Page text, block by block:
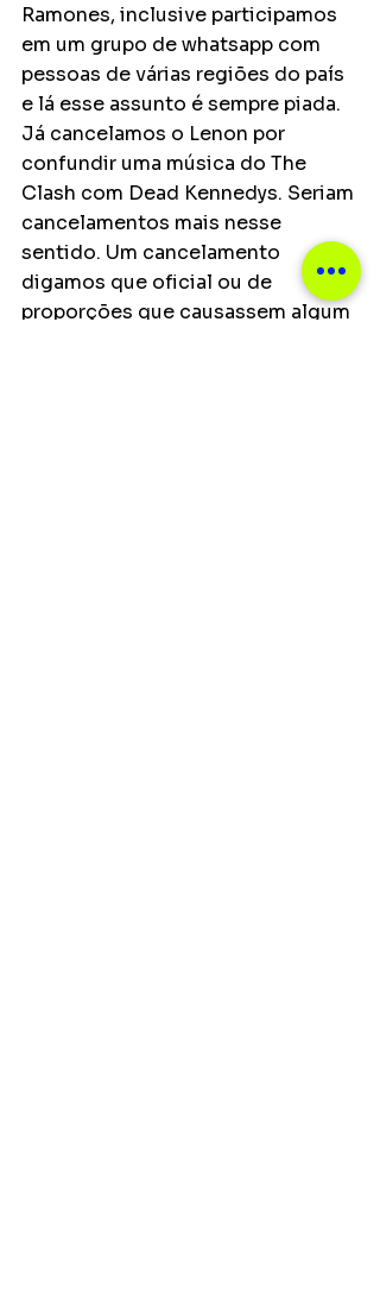
Ramones, inclusive participamos
em um grupo de whatsapp com
pessoas de várias regiões do país
e lá esse assunto é sempre piada.
Já cancelamos o Lenon por
confundir uma música do The
Clash com Dead Kennedys. Seriam
cancelamentos mais nesse
sentido. Um cancelamento
digamos que oficial ou de
proporções que causassem algum